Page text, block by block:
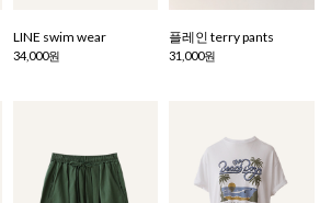
LINE swim wear
34,000원
플레인 terry pants
31,000원